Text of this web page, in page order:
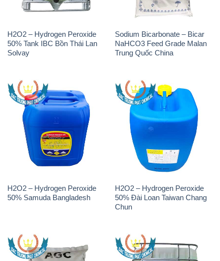
H2O2 – Hydrogen Peroxide
50% Tank IBC Bồn Thái Lan
Solvay
Sodium Bicarbonate – Bicar
NaHCO3 Feed Grade Malan
Trung Quốc China
H2O2 – Hydrogen Peroxide
50% Samuda Bangladesh
H2O2 – Hydrogen Peroxide
50% Đài Loan Taiwan Chang
Chun